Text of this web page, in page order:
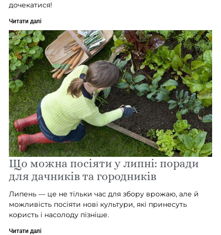
дочекатися!
Читати далі
Що можна посіяти у липні: поради
для дачників та городників
Липень — це не тільки час для збору врожаю, але й
можливість посіяти нові культури, які принесуть
користь і насолоду пізніше.
Читати далі